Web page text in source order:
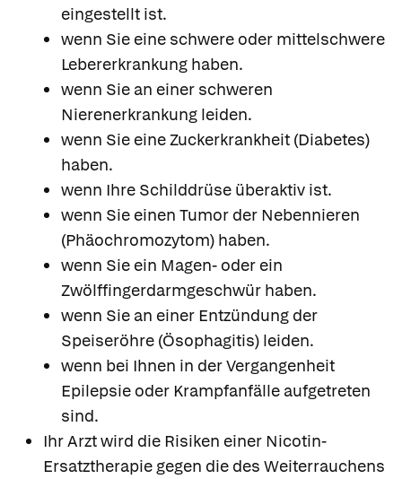
eingestellt ist.
wenn Sie eine schwere oder mittelschwere
Lebererkrankung haben.
wenn Sie an einer schweren
Nierenerkrankung leiden.
wenn Sie eine Zuckerkrankheit (Diabetes)
haben.
wenn Ihre Schilddrüse überaktiv ist.
wenn Sie einen Tumor der Nebennieren
(Phäochromozytom) haben.
wenn Sie ein Magen- oder ein
Zwölffingerdarmgeschwür haben.
wenn Sie an einer Entzündung der
Speiseröhre (Ösophagitis) leiden.
wenn bei Ihnen in der Vergangenheit
Epilepsie oder Krampfanfälle aufgetreten
sind.
Ihr Arzt wird die Risiken einer Nicotin-
Ersatztherapie gegen die des Weiterrauchens